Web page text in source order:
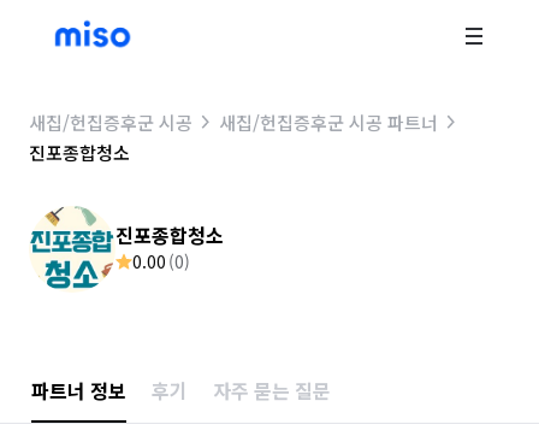
새집/헌집증후군 시공
새집/헌집증후군 시공 파트너
진포종합청소
진포종합청소
0.00 (0)
파트너 정보 후기 자주 묻는 질문